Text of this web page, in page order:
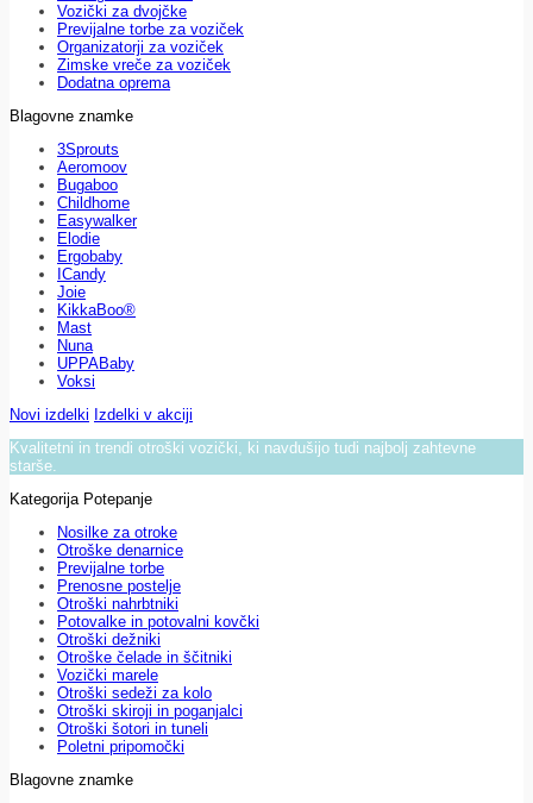
Vozički za dvojčke
Previjalne torbe za voziček
Organizatorji za voziček
Zimske vreče za voziček
Dodatna oprema
Blagovne znamke
3Sprouts
Aeromoov
Bugaboo
Childhome
Easywalker
Elodie
Ergobaby
ICandy
Joie
KikkaBoo®
Mast
Nuna
UPPABaby
Voksi
Novi izdelki Izdelki v akciji
Kvalitetni in trendi otroški vozički, ki navdušijo tudi najbolj zahtevne
starše.
Kategorija Potepanje
Nosilke za otroke
Otroške denarnice
Previjalne torbe
Prenosne postelje
Otroški nahrbtniki
Potovalke in potovalni kovčki
Otroški dežniki
Otroške čelade in ščitniki
Vozički marele
Otroški sedeži za kolo
Otroški skiroji in poganjalci
Otroški šotori in tuneli
Poletni pripomočki
Blagovne znamke